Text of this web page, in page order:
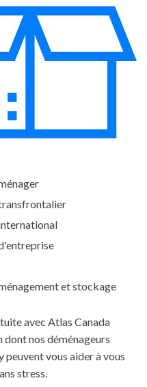
et stockage
avec Atlas Canada
dont nos déménageurs
peuvent vous aider à vous
stress.